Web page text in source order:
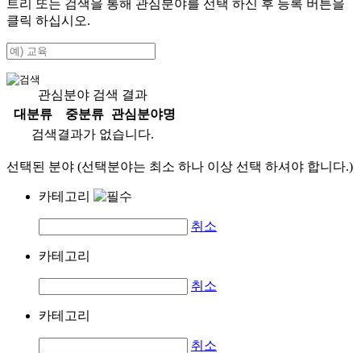
트리 또는 검색을 통해 관심분야를 선택 하신 후 등록 버튼을
클릭 하십시오.
관심분야 검색 결과
대분류
중분류
관심분야명
검색결과가 없습니다.
선택된 분야 (선택분야는 최소 하나 이상 선택 하셔야 합니다.)
카테고리
취소
카테고리
취소
카테고리
취소